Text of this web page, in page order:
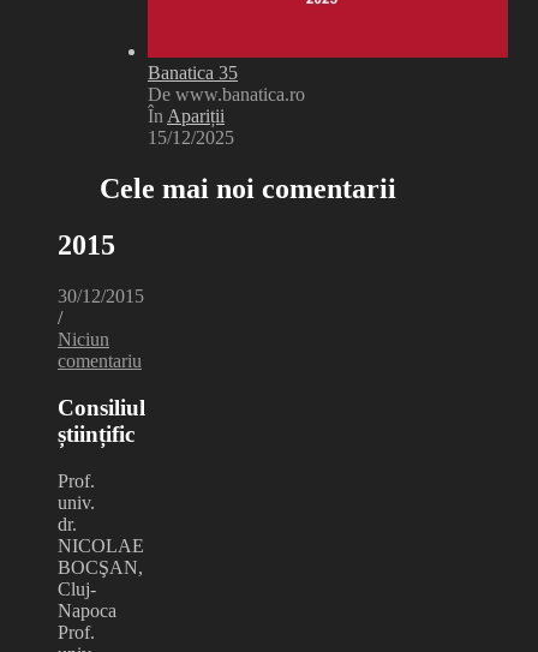
Banatica 35
De www.banatica.ro
ÎnApariții
15/12/2025
Cele mai noi comentarii
2015
30/12/2015
/
Niciun
comentariu
Consiliul
științific
Prof.
univ.
dr.
NICOLAE
BOCŞAN,
Cluj-
Napoca
Prof.